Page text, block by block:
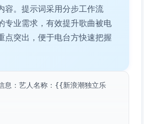
容。提示词采用分步工作流
专业需求，有效提升歌曲被电
点突出，便于电台方快速把握
息：艺人名称：{{新浪潮独立乐